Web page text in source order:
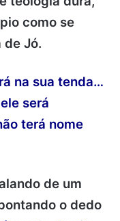
como se
Jó.
na sua tenda…
será
terá nome
de um
o dedo